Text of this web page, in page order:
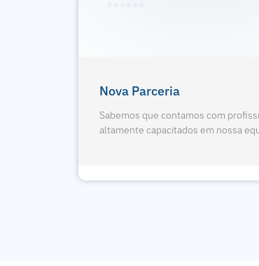
4 Pontos Da Radiografia
Sabemos que contamos com